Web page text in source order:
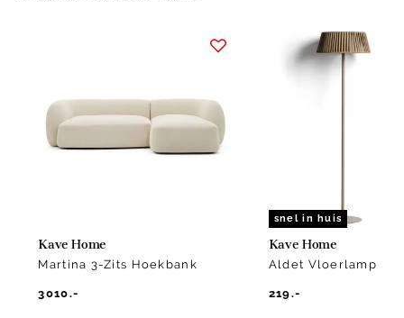
Kave Home
Martina 3-Zits Hoekbank
3010.-
snel in huis
Kave Home
Aldet Vloerlamp
219.-